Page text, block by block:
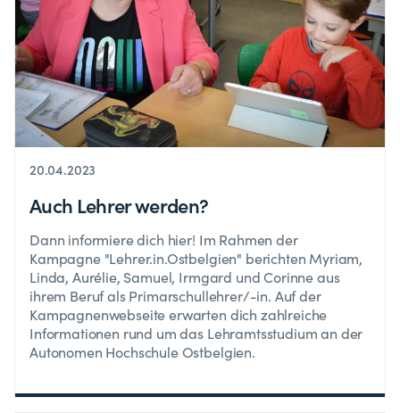
20.04.2023
Auch Lehrer werden?
Dann informiere dich hier! Im Rahmen der
Kampagne "Lehrer.in.Ostbelgien" berichten Myriam,
Linda, Aurélie, Samuel, Irmgard und Corinne aus
ihrem Beruf als Primarschullehrer/-in. Auf der
Kampagnenwebseite erwarten dich zahlreiche
Informationen rund um das Lehramtsstudium an der
Autonomen Hochschule Ostbelgien.